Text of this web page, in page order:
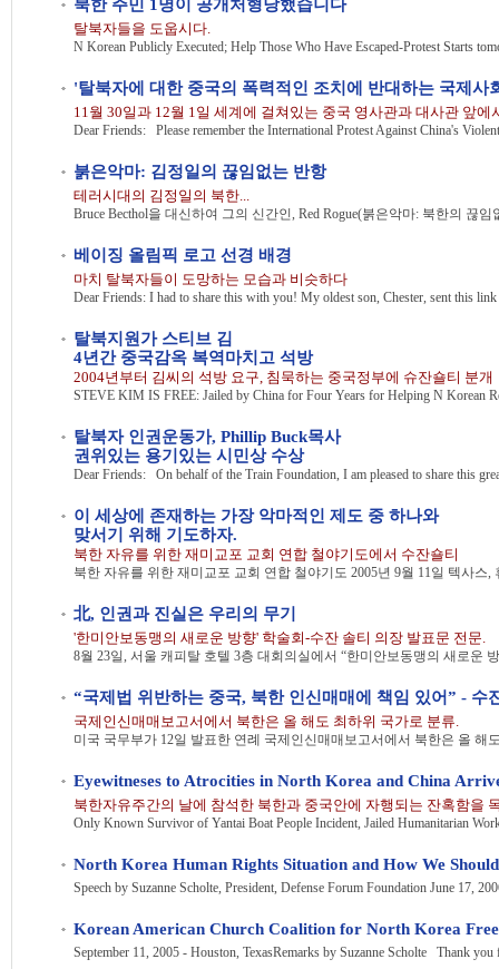
북한 주민 1명이 공개처형당했습니다
탈북자들을 도웁시다.
'탈북자에 대한 중국의 폭력적인 조치에 반대하는 국제사
11월 30일과 12월 1일 세계에 걸쳐있는 중국 영사관과 대사관 앞에
Dear Friends: Please remember the International Protest Against China's
붉은악마: 김정일의 끊임없는 반항
테러시대의 김정일의 북한...
베이징 올림픽 로고 선경 배경
마치 탈북자들이 도망하는 모습과 비슷하다
탈북지원가 스티브 김
4년간 중국감옥 복역마치고 석방
2004년부터 김씨의 석방 요구, 침묵하는 중국정부에 슈잔숄티 분개
탈북자 인권운동가, Phillip Buck목사
권위있는 용기있는 시민상 수상
Dear Friends: On behalf of the Train Foundation, I am pleased to share this
이 세상에 존재하는 가장 악마적인 제도 중 하나와
맞서기 위해 기도하자.
북한 자유를 위한 재미교포 교회 연합 철야기도에서 수잔숄티
北, 인권과 진실은 우리의 무기
'한미안보동맹의 새로운 방향' 학술회-수잔 솔티 의장 발표문 전문.
“국제법 위반하는 중국, 북한 인신매매에 책임 있어” - 수
국제인신매매보고서에서 북한은 올 해도 최하위 국가로 분류.
North Korea Human Rights Situation and How We Should
Korean American Church Coalition for North Korea